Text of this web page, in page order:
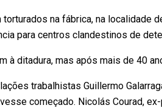
na fábrica, na localidade
para centros clandestinos de
à ditadura, mas após mais de 40
trabalhistas Guillermo
começado. Nicolás Courad,